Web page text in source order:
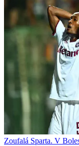
Zoufalá Sparta. V